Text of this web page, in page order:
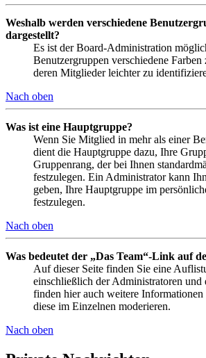
Weshalb werden verschiedene
dargestellt?
Es ist der Board-Administration
Benutzergruppen verschiedene Farben
deren Mitglieder leichter zu
Nach oben
Was ist eine Hauptgruppe?
Wenn Sie Mitglied in mehr als einer
dient die Hauptgruppe dazu, Ihre
Gruppenrang, der bei Ihnen
festzulegen. Ein Administrator kann
geben, Ihre Hauptgruppe im
festzulegen.
Nach oben
Was bedeutet der „Das Team“-Link auf
Auf dieser Seite finden Sie eine
einschließlich der Administratoren und
finden hier auch weitere
diese im Einzelnen moderieren.
Nach oben